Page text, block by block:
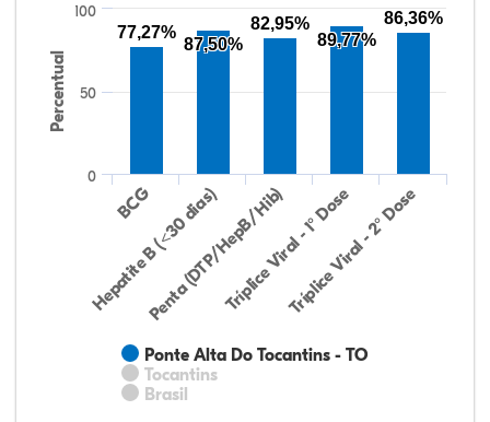
Percentual
Ponte Alta Do Tocantins - TO
Tocantins
Brasil
BCG
Hepatite B (<30 dias)
Penta (DTP/HepB/Hib)Tríplice Viral - 1° Dose
Tríplice Viral - 2° Dose
0
50
100
77,27%
87,50%
82,95%
89,77%
86,36%